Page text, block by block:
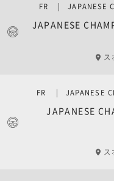
JAPANESE
FR | JAPANESE
ス
JAPANESE
FR | JAPANESE
ス